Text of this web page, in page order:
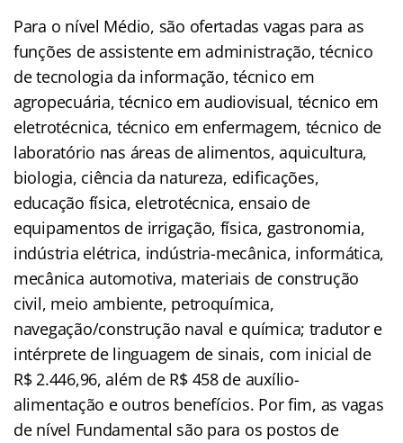
Para o nível Médio, são ofertadas vagas para as
funções de assistente em administração, técnico
de tecnologia da informação, técnico em
agropecuária, técnico em audiovisual, técnico em
eletrotécnica, técnico em enfermagem, técnico de
laboratório nas áreas de alimentos, aquicultura,
biologia, ciência da natureza, edificações,
educação física, eletrotécnica, ensaio de
equipamentos de irrigação, física, gastronomia,
indústria elétrica, indústria-mecânica, informática,
mecânica automotiva, materiais de construção
civil, meio ambiente, petroquímica,
navegação/construção naval e química; tradutor e
intérprete de linguagem de sinais, com inicial de
R$ 2.446,96, além de R$ 458 de auxílio-
alimentação e outros benefícios. Por fim, as vagas
de nível Fundamental são para os postos de